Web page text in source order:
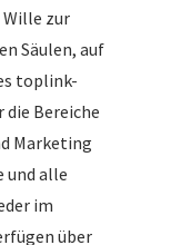
zur
Säulen, auf
toplink-
Bereiche
Marketing
und alle
im
über